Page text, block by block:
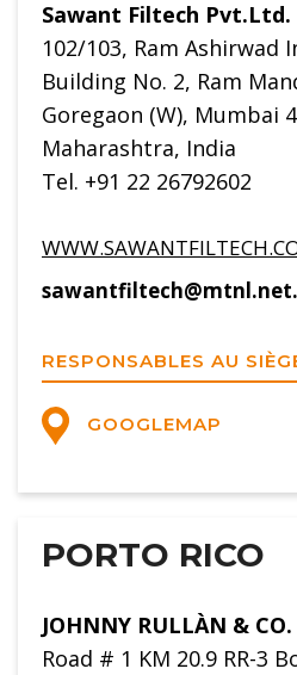
Sawant Filtech Pvt.Ltd.
102/103, Ram Ashirwad
Building No. 2, Ram
Goregaon (W), Mumbai
Maharashtra, India
Tel. +91 22 26792602
RESPONSABLES AU
GOOGLEMAP
PORTO RICO
JOHNNY RULLÀN & CO.
Road # 1 KM 20.9 RR-3